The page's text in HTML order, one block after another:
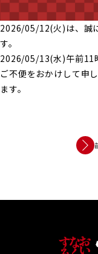
2026/05/12(火)は、誠
す。
2026/05/13(水)午前11
ご不便をおかけして申
ます。